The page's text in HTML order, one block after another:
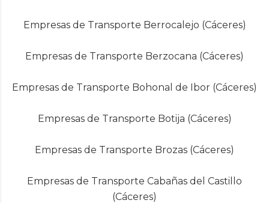
Empresas de Transporte Berrocalejo (Cáceres)
Empresas de Transporte Berzocana (Cáceres)
Empresas de Transporte Bohonal de Ibor (Cáceres)
Empresas de Transporte Botija (Cáceres)
Empresas de Transporte Brozas (Cáceres)
Empresas de Transporte Cabañas del Castillo
(Cáceres)